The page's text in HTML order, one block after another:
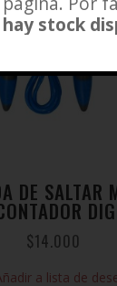
DE SALTAR
$14.000
a lista de
stock